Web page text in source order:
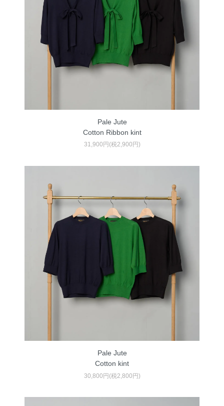
Pale Jute
Cotton Ribbon kint
31,900円(税2,900円)
Pale Jute
Cotton kint
30,800円(税2,800円)